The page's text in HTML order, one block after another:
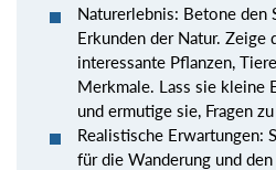
Naturerlebnis: Betone den
Erkunden der Natur. Zeige
interessante Pflanzen,
Merkmale. Lass sie kleine
und ermutige sie, Fragen
Realistische Erwartungen:
für die Wanderung und